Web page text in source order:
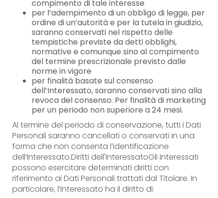
compimento di tale interesse
per l’adempimento di un obbligo di legge, per
ordine di un’autorità e per la tutela in giudizio,
saranno conservati nel rispetto delle
tempistiche previste da detti obblighi,
normative e comunque sino al compimento
del termine prescrizionale previsto dalle
norme in vigore
per finalità basate sul consenso
dell’Interessato, saranno conservati sino alla
revoca del consenso. Per finalità di marketing
per un periodo non superiore a 24 mesi.
Al termine del periodo di conservazione, tutti i Dati
Personali saranno cancellati o conservati in una
forma che non consenta l’identificazione
dell’Interessato.Diritti dell'InteressatoGli Interessati
possono esercitare determinati diritti con
riferimento ai Dati Personali trattati dal Titolare. In
particolare, l’Interessato ha il diritto di: